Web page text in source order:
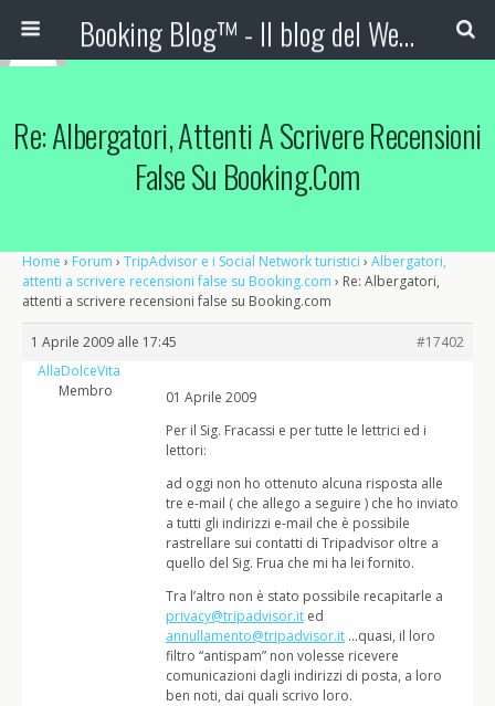
Booking Blog™ - Il blog del Web Marketing Turistico
Re: Albergatori, Attenti A Scrivere Recensioni
False Su Booking.com
Home › Forum › TripAdvisor e i Social Network turistici › Albergatori,
attenti a scrivere recensioni false su Booking.com › Re: Albergatori,
attenti a scrivere recensioni false su Booking.com
1 Aprile 2009 alle 17:45
#17402
AllaDolceVita
Membro
01 Aprile 2009
Per il Sig. Fracassi e per tutte le lettrici ed i
lettori:
ad oggi non ho ottenuto alcuna risposta alle
tre e-mail ( che allego a seguire ) che ho inviato
a tutti gli indirizzi e-mail che è possibile
rastrellare sui contatti di Tripadvisor oltre a
quello del Sig. Frua che mi ha lei fornito.
Tra l’altro non è stato possibile recapitarle a
privacy@tripadvisor.it ed
annullamento@tripadvisor.it …quasi, il loro
filtro “antispam” non volesse ricevere
comunicazioni dagli indirizzi di posta, a loro
ben noti, dai quali scrivo loro.